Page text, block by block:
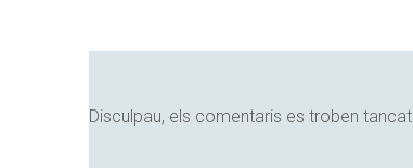
Disculpau, els comentaris es troben